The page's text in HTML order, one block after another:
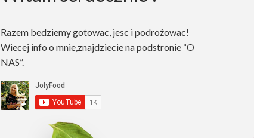
Razem bedziemy gotowac, jesc i podrożowac!
Wiecej info o mnie,znajdziecie na podstronie “O
NAS”.